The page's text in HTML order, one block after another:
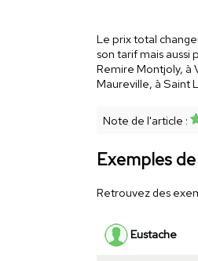
Le prix total
son tarif mais aussi
Remire Montjoly, à
Maureville, à Saint
Note de l'article :
Exemples
Retrouvez des
Eustache